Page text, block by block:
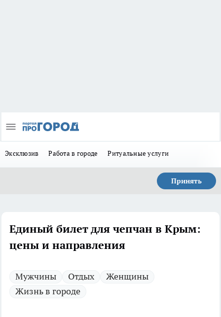
Эксклюзив Работа в городе Ритуальные услуги
Принять
Единый билет для чепчан в Крым:
цены и направления
Мужчины Отдых
Женщины
Жизнь в городе